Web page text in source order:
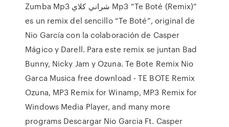
Zumba Mp3 شراني كلاي Mp3 “Te Boté (Remix)”
es un remix del sencillo “Te Boté”, original de
Nio García con la colaboración de Casper
Mágico y Darell. Para este remix se juntan Bad
Bunny, Nicky Jam y Ozuna. Te Bote Remix Nio
Garca Musica free download - TE BOTE Remix
Ozuna, MP3 Remix for Winamp, MP3 Remix for
Windows Media Player, and many more
programs Descargar Nio Garcia Ft. Casper